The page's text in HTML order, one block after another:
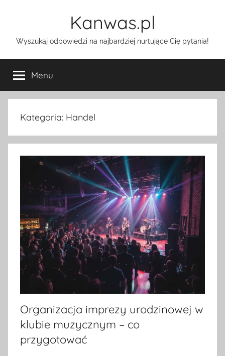
Kanwas.pl
Wyszukaj odpowiedzi na najbardziej nurtujące Cię pytania!
Menu
Kategoria: Handel
Organizacja imprezy urodzinowej w
klubie muzycznym – co
przygotować